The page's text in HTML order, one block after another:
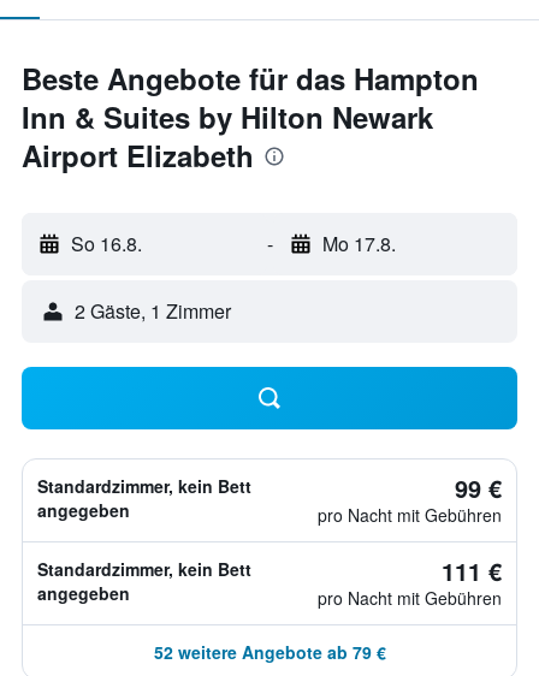
Beste Angebote für das Hampton
Inn & Suites by Hilton Newark
Airport Elizabeth
So 16.8. - Mo 17.8.
2 Gäste, 1 Zimmer
Standardzimmer, kein Bett
angegeben
99 €
pro Nacht mit Gebühren
Standardzimmer, kein Bett
angegeben
111 €
pro Nacht mit Gebühren
52 weitere Angebote ab 79 €